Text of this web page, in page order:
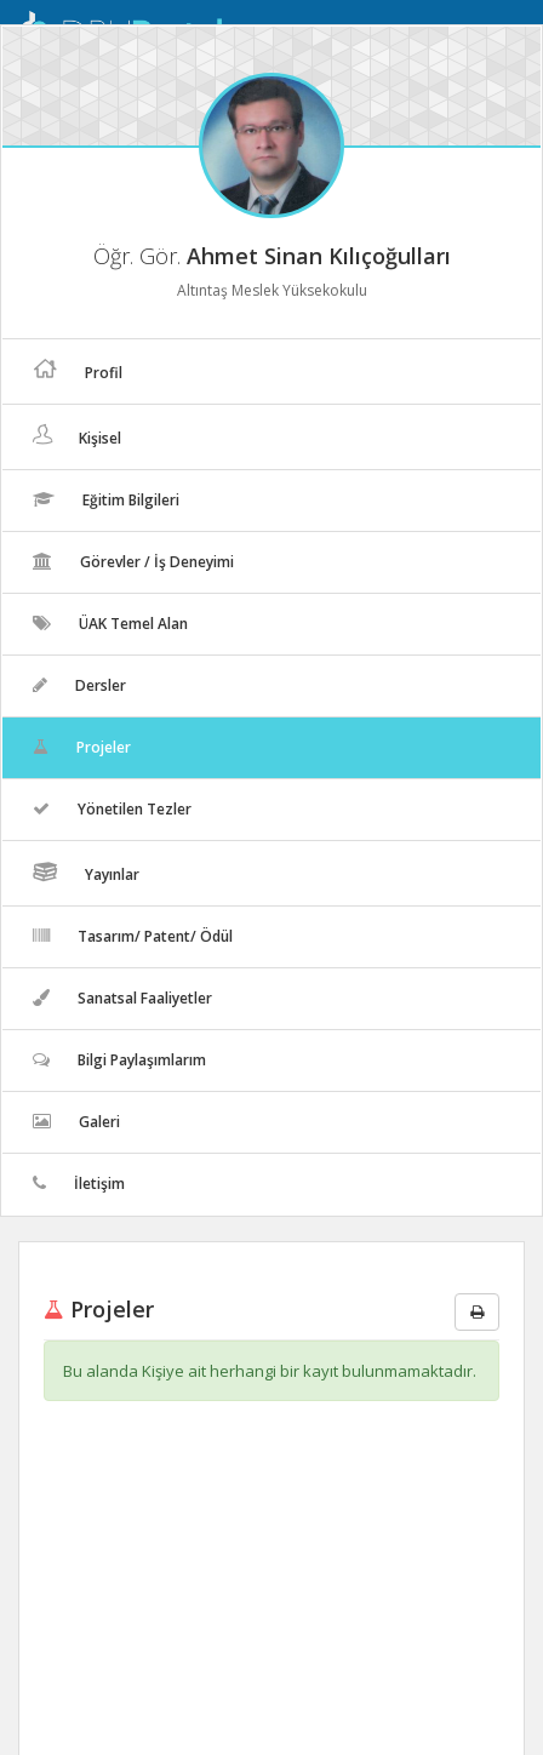
Mobil
Öğr. Gör. Ahmet Sinan Kılıçoğulları
Altıntaş Meslek Yüksekokulu
Profil
Kişisel
Eğitim Bilgileri
Görevler / İş Deneyimi
ÜAK Temel Alan
Dersler
Projeler
Yönetilen Tezler
Yayınlar
Tasarım/ Patent/ Ödül
Sanatsal Faaliyetler
Bilgi Paylaşımlarım
Galeri
İletişim
Projeler
Bu alanda Kişiye ait herhangi bir kayıt bulunmamaktadır.